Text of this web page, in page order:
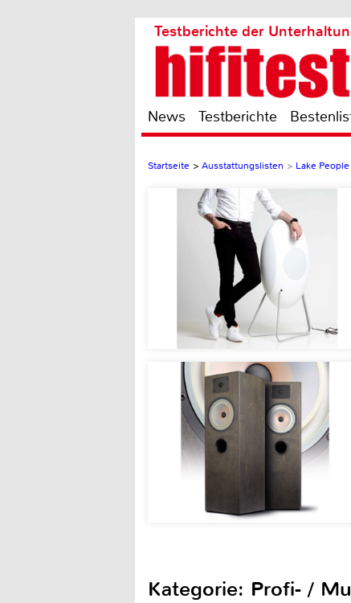
Testberichte der
News Testberichte
Startseite > Ausstattungslisten > Lake
Kategorie: Profi- /